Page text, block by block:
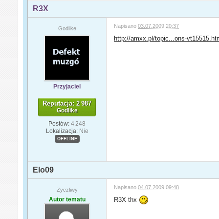
R3X
Godlike
Przyjaciel
Reputacja: 2 987
Godlike
Postów: 4 248
Lokalizacja: Nie
OFFLINE
Napisano03.07.2009 20:37
http://amxx.pl/topic...ons-
Elo09
Życzliwy
Autor tematu
Napisano04.07.2009 09:48
R3X thx